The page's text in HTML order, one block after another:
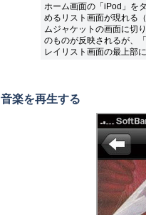
ホーム画面の「iPod」を
めるリスト画面が現れる
ムジャケットの画面に切
のものが反映されるが、
レイリスト画面の最上部
音楽を再生する